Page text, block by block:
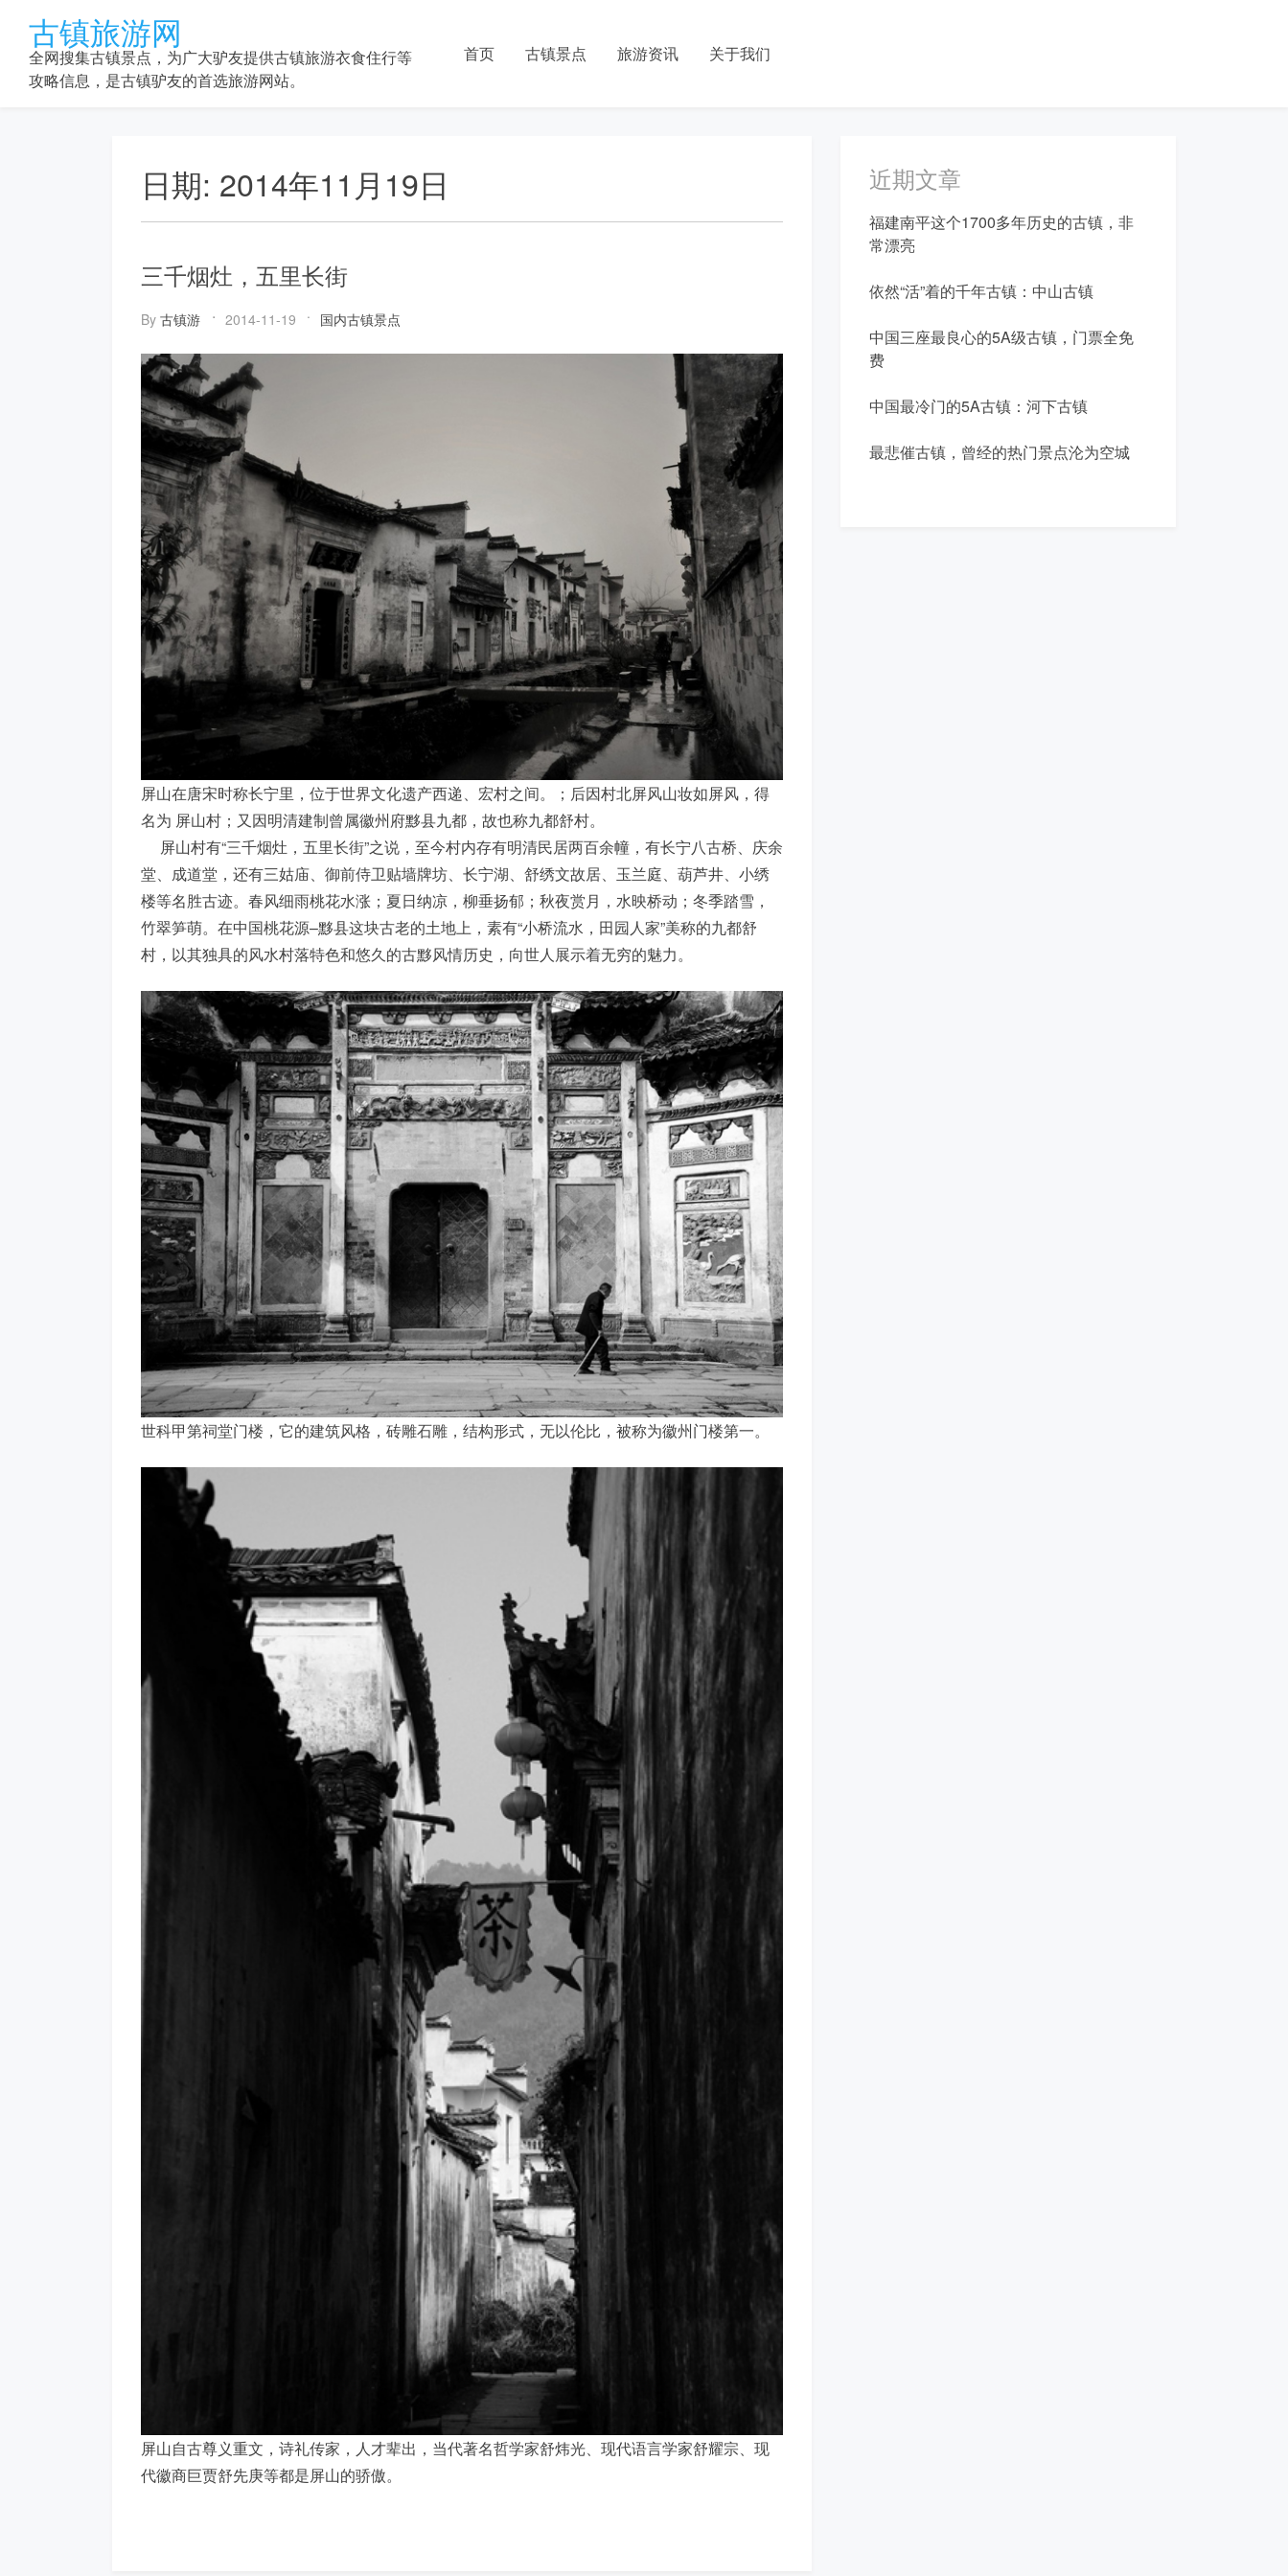
content
古镇旅游网
全网搜集古镇景点，为广大驴友提供古镇旅游衣食住行等
攻略信息，是古镇驴友的首选旅游网站。
首页 古镇景点 旅游资讯 关于我们
日期: 2014年11月19日
三千烟灶，五里长街
By 古镇游 2014-11-19 国内古镇景点
屏山在唐宋时称长宁里，位于世界文化遗产西递、宏村之间。；后因村北屏风山妆如屏风，得
名为 屏山村；又因明清建制曾属徽州府黟县九都，故也称九都舒村。
屏山村有“三千烟灶，五里长街”之说，至今村内存有明清民居两百余幢，有长宁八古桥、庆余
堂、成道堂，还有三姑庙、御前侍卫贴墙牌坊、长宁湖、舒绣文故居、玉兰庭、葫芦井、小绣
楼等名胜古迹。春风细雨桃花水涨；夏日纳凉，柳垂扬郁；秋夜赏月，水映桥动；冬季踏雪，
竹翠笋萌。在中国桃花源–黟县这块古老的土地上，素有“小桥流水，田园人家”美称的九都舒
村，以其独具的风水村落特色和悠久的古黟风情历史，向世人展示着无穷的魅力。
世科甲第祠堂门楼，它的建筑风格，砖雕石雕，结构形式，无以伦比，被称为徽州门楼第一。
屏山自古尊义重文，诗礼传家，人才辈出，当代著名哲学家舒炜光、现代语言学家舒耀宗、现
代徽商巨贾舒先庚等都是屏山的骄傲。
近期文章
福建南平这个1700多年历史的古镇，非
常漂亮
依然“活”着的千年古镇：中山古镇
中国三座最良心的5A级古镇，门票全免
费
中国最冷门的5A古镇：河下古镇
最悲催古镇，曾经的热门景点沦为空城